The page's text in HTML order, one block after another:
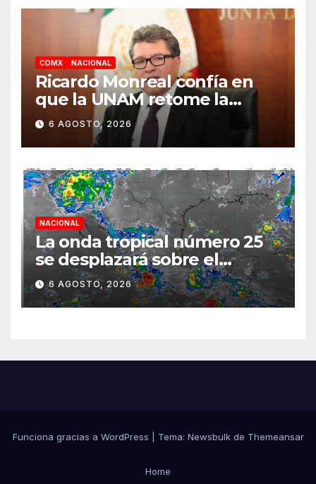
CDMX NACIONAL
Ricardo Monreal confía en
que la UNAM retome la
normalidad e inicie el
semestre mediante el
diálogo
6 AGOSTO, 2026
NACIONAL
La onda tropical número 25
se desplazará sobre el
sureste mexicano
6 AGOSTO, 2026
Funciona gracias a WordPress Tema: Newsbulkde Themeansar
Home